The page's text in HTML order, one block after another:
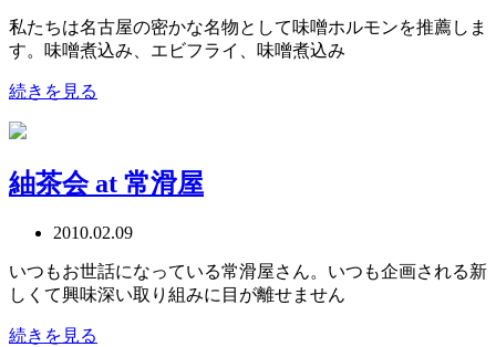
私たちは名古屋の密かな名物として味噌ホルモンを推薦しま
す。味噌煮込み、エビフライ、味噌煮込み
続きを見る
紬茶会 at 常滑屋
2010.02.09
いつもお世話になっている常滑屋さん。いつも企画される新
しくて興味深い取り組みに目が離せません
続きを見る